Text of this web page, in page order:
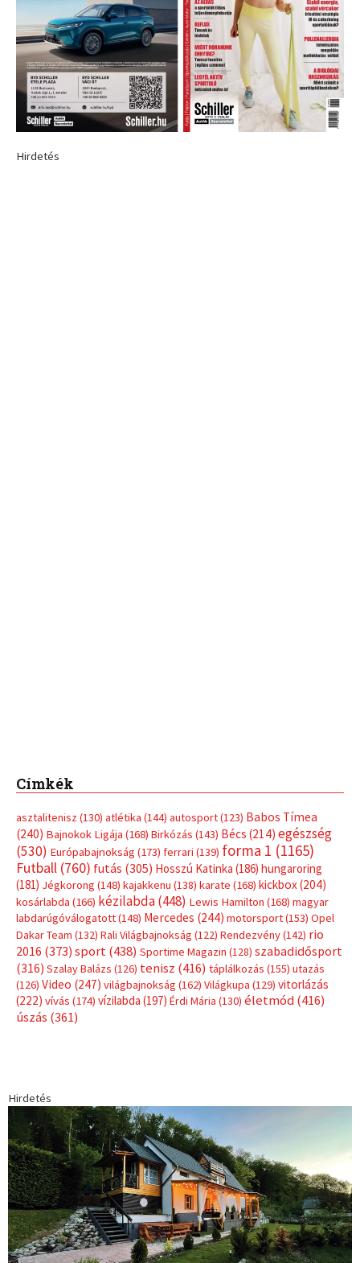
Hirdetés
Címkék
asztalitenisz (130) atlétika (144) autosport(123) Babos Tímea
(240) Bajnokok Ligája (168) Birkózás (143) Bécs (214) egészség
(530) Európabajnokság (173) ferrari (139) forma 1 (1165)
Futball (760) futás (305) Hosszú Katinka (186) hungaroring
(181) Jégkorong (148) kajakkenu (138) karate (168) kickbox(204)
kosárlabda (166) kézilabda(448) Lewis Hamilton (168) magyar
labdarúgóválogatott(148) Mercedes (244) motorsport(153) Opel
Dakar Team (132) Rali Világbajnokság (122) Rendezvény(142) rio
2016 (373) sport(438) Sportime Magazin (128) szabadidősport
(316) Szalay Balázs (126) tenisz (416) táplálkozás (155) utazás
(126) Video (247) világbajnokság (162) Világkupa (129) vitorlázás
(222) vívás (174) vízilabda (197) Érdi Mária (130) életmód(416)
úszás (361)
Hirdetés